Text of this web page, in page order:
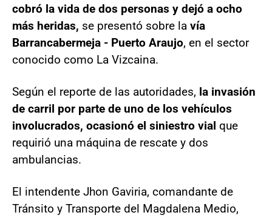
cobró la vida de dos personas y dejó a ocho
más heridas, se presentó sobre la vía
Barrancabermeja - Puerto Araujo, en el sector
conocido como La Vizcaina.
Según el reporte de las autoridades, la invasión
de carril por parte de uno de los vehículos
involucrados, ocasionó el siniestro vial que
requirió una máquina de rescate y dos
ambulancias.
El intendente Jhon Gaviria, comandante de
Tránsito y Transporte del Magdalena Medio,